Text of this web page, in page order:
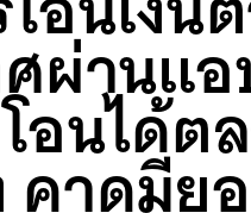
ผ่านแอ
อนได้
คาดมีย